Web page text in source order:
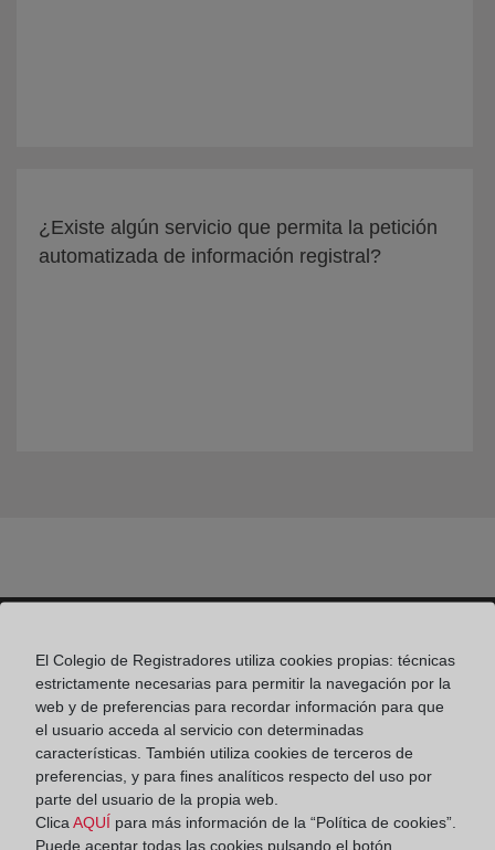
¿Existe algún servicio que permita la petición
automatizada de información registral?
Colegio de Registradores
Príncipe de Vergara 70. 28006 Madrid
Teléfono:91 270 17 96
Fax:91 564 11 59
Email: contacto@registradores.org
El Colegio de Registradores utiliza cookies propias: técnicas
estrictamente necesarias para permitir la navegación por la
web y de preferencias para recordar información para que
el usuario acceda al servicio con determinadas
características. También utiliza cookies de terceros de
preferencias, y para fines analíticos respecto del uso por
parte del usuario de la propia web.
Clica AQUÍ para más información de la “Política de cookies”.
Puede aceptar todas las cookies pulsando el botón